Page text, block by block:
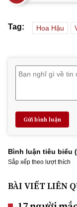
Tag: Hoa Hậu
Gửi bình luận
Bình luận tiêu biểu (
Sắp xếp theo lượt thích
BÀI VIẾT LIÊN